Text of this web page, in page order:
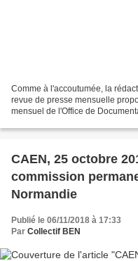
Comme à l'accoutumée, la
revue de presse mensuelle
mensuel de l'Office de
CAEN, 25 octobre
commission
Normandie
Publié le 06/11/2018 à 17:33
Par Collectif BEN